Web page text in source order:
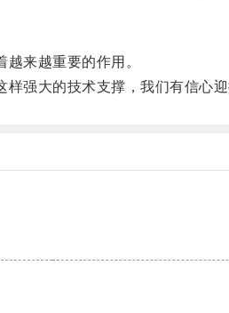
来越重要的作用。
大的技术支撑，我们有信心迎